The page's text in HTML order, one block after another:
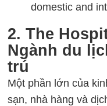
domestic and
2. The
Ngành du
trú
Một phần lớn của
sạn, nhà hàng và